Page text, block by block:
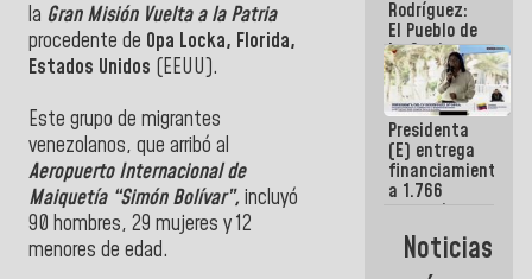
la Gran Misión Vuelta a la Patria
procedente de Opa Locka, Florida,
Estados Unidos (EEUU).
Este grupo de migrantes
venezolanos, que arribó al
Aeropuerto Internacional de
Maiquetía “Simón Bolívar”, incluyó
90 hombres, 29 mujeres y 12
menores de edad.
Rodríguez:
El Pueblo de
La Guaira
siempre
estará
acompañada
por el
Gobierno
Nacional
Presidenta
(E) entrega
financiamientos
a 1.766
comerciantes
emprendedores
afectados
Noticias